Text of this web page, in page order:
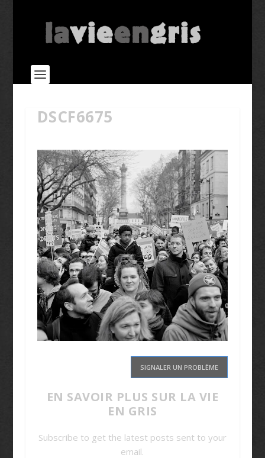
DSCF6675
SIGNALER UN PROBLÈME
EN SAVOIR PLUS SUR LA VIE
EN GRIS
Subscribe to get the latest posts sent to your
email.